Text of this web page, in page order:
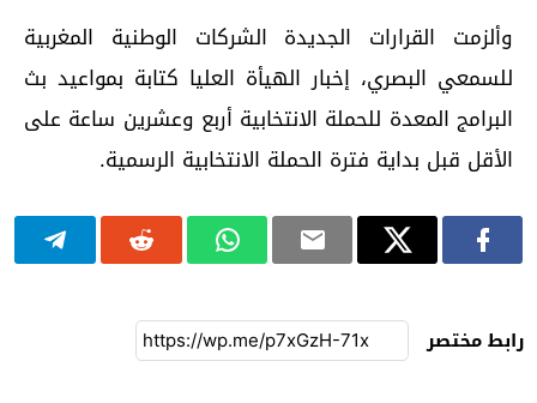
وألزمت القرارات الجديدة الشركات الوطنية المغربية
للسمعي البصري، إخبار الهيأة العليا كتابة بمواعيد بث
البرامج المعدة للحملة الانتخابية أربع وعشرين ساعة على
الأقل قبل بداية فترة الحملة الانتخابية الرسمية.
رابط مختصر